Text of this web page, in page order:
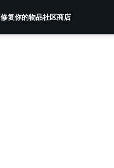
修复你的物品社区商店